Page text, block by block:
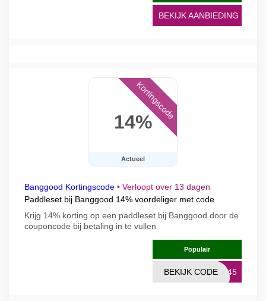
BEKIJK AANBIEDING
14%
Actueel
Kortingscode
Banggood Kortingscode • Verloopt over 13 dagen
Paddleset bij Banggood 14% voordeliger met code
Krijg 14% korting op een paddleset bij Banggood door de
couponcode bij betaling in te vullen
Populair
1845
BEKIJK CODE